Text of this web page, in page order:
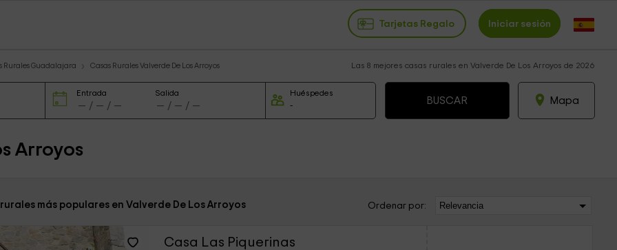
Tarjetas Regalo Iniciar sesión
Rurales Guadalajara Casas Rurales Valverde De Los Arroyos Las 8 mejores casas rurales en Valverde De Los Arroyos de 2026
Entrada Salida Huéspedes
Mapa
Arroyos
más populares en Valverde De Los Arroyos Ordenar por:
Casa Las Piquerinas